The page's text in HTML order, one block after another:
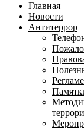
Главная
Новости
Антитеррор